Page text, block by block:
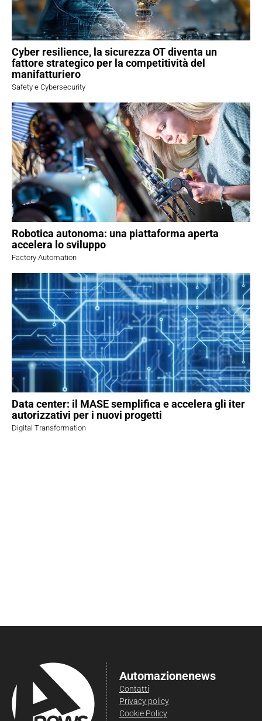
Cyber resilience, la sicurezza OT diventa un
fattore strategico per la competitività del
manifatturiero
Safety e Cybersecurity
Robotica autonoma: una piattaforma aperta
accelera lo sviluppo
Factory Automation
Data center: il MASE semplifica e accelera gli iter
autorizzativi per i nuovi progetti
Digital Transformation
Automazionenews
Contatti
Privacy policy
Cookie Policy